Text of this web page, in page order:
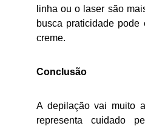
linha ou o laser são
busca praticidade
creme.
Conclusão
A depilação vai muito
representa cuidado